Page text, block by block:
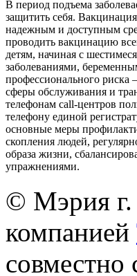
В период подъема
защитить себя.
надежным и доступным
проводить вакцинацию
детям, начиная с
заболеваниями,
профессионального риска
сферы обслуживания и
телефонам call-центров
телефону единой
основные меры
скопления людей,
образа жизни,
упражнениями.
© Мэрия г.
компанией
совместно